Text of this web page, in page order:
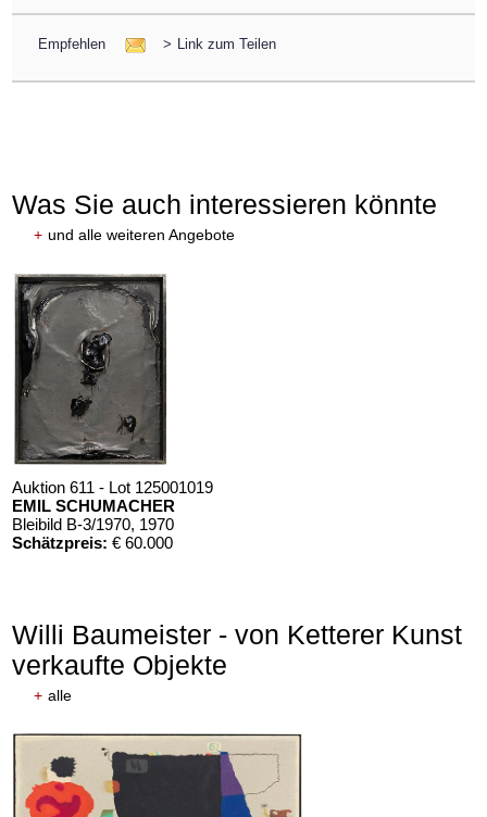
Empfehlen > Link zum Teilen
Was Sie auch interessieren könnte
+ und alle weiteren Angebote
Auktion 611 - Lot 125001019
EMIL SCHUMACHER
Bleibild B-3/1970, 1970
Schätzpreis: € 60.000
Willi Baumeister - von Ketterer Kunst
verkaufte Objekte
+ alle